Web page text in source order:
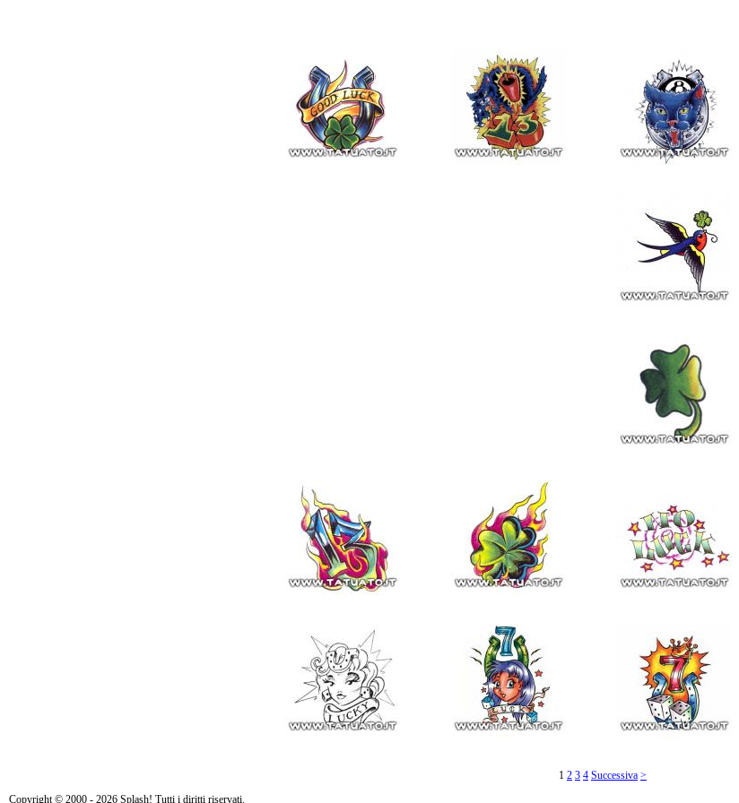
1 2 3 4 Successiva >
Copyright © 2000 - 2026 Splash! Tutti i diritti riservati.